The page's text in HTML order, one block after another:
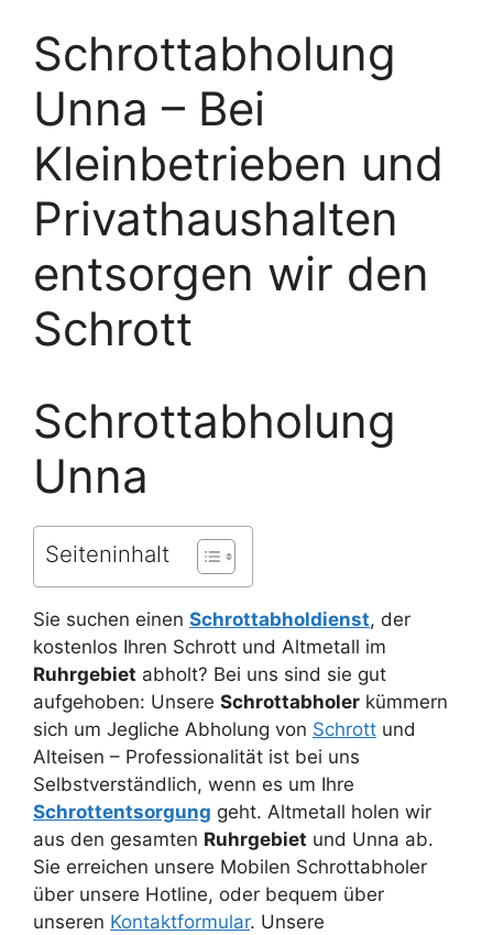
Schrottabholung
Unna – Bei
Kleinbetrieben und
Privathaushalten
entsorgen wir den
Schrott
Schrottabholung
Unna
Seiteninhalt
Sie suchen einen Schrottabholdienst, der
kostenlos Ihren Schrott und Altmetall im
Ruhrgebiet abholt? Bei uns sind sie gut
aufgehoben: Unsere Schrottabholer kümmern
sich um Jegliche Abholung von Schrott und
Alteisen – Professionalität ist bei uns
Selbstverständlich, wenn es um Ihre
Schrottentsorgung geht. Altmetall holen wir
aus den gesamten Ruhrgebiet und Unna ab.
Sie erreichen unsere Mobilen Schrottabholer
über unsere Hotline, oder bequem über
unseren Kontaktformular. Unsere